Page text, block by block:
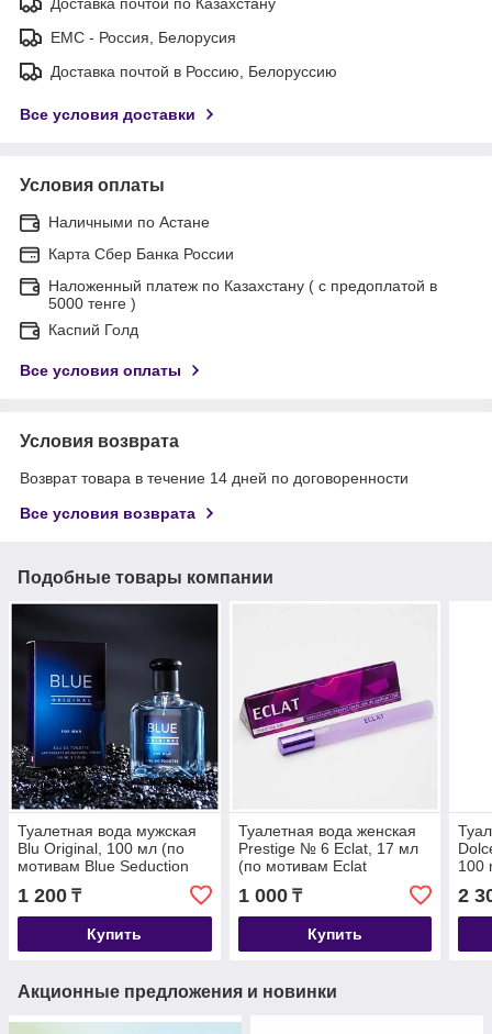
ЕМС - Россия, Белорусия
Доставка почтой в Россию, Белоруссию
Все условия доставки
Условия оплаты
Наличными по Астане
Карта Сбер Банка России
Наложенный платеж по Казахстану ( с предоплатой в
5000 тенге )
Каспий Голд
Все условия оплаты
Условия возврата
Возврат товара в течение 14 дней по договоренности
Все условия возврата
Подобные товары компании
Туалетная вода мужская
Blu Original, 100 мл (по
мотивам Blue Seduction
(A.Banderas)
1 200 ₸
Купить
Туалетная вода женская
Prestige № 6 Eclat, 17 мл
(по мотивам Eclat
A`Arpege (Lanvin)
1 000₸
Купить
100
2
Акционные предложения и новинки